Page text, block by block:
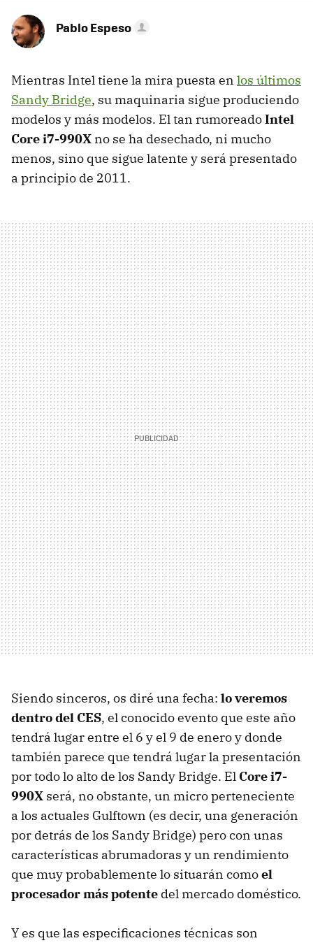
Pablo Espeso
Mientras Intel tiene la mira puesta en los últimos
Sandy Bridge, su maquinaria sigue produciendo
modelos y más modelos. El tan rumoreadoIntel
Core i7-990X no se ha desechado, ni mucho
menos, sino que sigue latente y será presentado
a principio de 2011.
Siendo sinceros, os diré una fecha: lo veremos
dentro del CES, el conocido evento que este año
tendrá lugar entre el 6 y el 9 de enero y donde
también parece que tendrá lugar la presentación
por todo lo alto de los Sandy Bridge. El Core i7-
990X será, no obstante, un micro perteneciente
a los actuales Gulftown (es decir, una generación
por detrás de los Sandy Bridge) pero con unas
características abrumadoras y un rendimiento
que muy probablemente lo situarán comoel
procesador más potente del mercado doméstico.
Y es que las especificaciones técnicas son